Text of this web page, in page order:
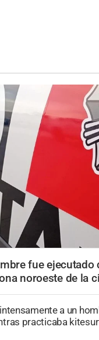
fue ejecutado
noroeste de la
a un
practicaba